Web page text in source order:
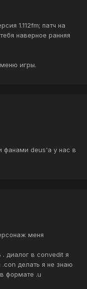
1.112fm; патч на
наверное ранняя
игры.
фанами deus'a у нас в
меня
. диалог в convedit я
делать я не знаю
формате .u